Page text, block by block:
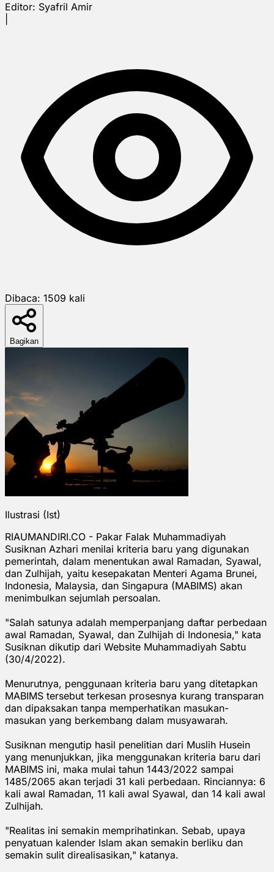
Editor: Syafril Amir
Dibaca: 1509 kali
Bagikan
Ilustrasi (Ist)
RIAUMANDIRI.CO - Pakar Falak Muhammadiyah
Susiknan Azhari menilai kriteria baru yang digunakan
pemerintah, dalam menentukan awal Ramadan, Syawal,
dan Zulhijah, yaitu kesepakatan Menteri Agama Brunei,
Indonesia, Malaysia, dan Singapura (MABIMS) akan
menimbulkan sejumlah persoalan.
"Salah satunya adalah memperpanjang daftar perbedaan
awal Ramadan, Syawal, dan Zulhijah di Indonesia," kata
Susiknan dikutip dari Website Muhammadiyah Sabtu
(30/4/2022).
Menurutnya, penggunaan kriteria baru yang ditetapkan
MABIMS tersebut terkesan prosesnya kurang transparan
dan dipaksakan tanpa memperhatikan masukan-
masukan yang berkembang dalam musyawarah.
Susiknan mengutip hasil penelitian dari Muslih Husein
yang menunjukkan, jika menggunakan kriteria baru dari
MABIMS ini, maka mulai tahun 1443/2022 sampai
1485/2065 akan terjadi 31 kali perbedaan. Rinciannya: 6
kali awal Ramadan, 11 kali awal Syawal, dan 14 kali awal
Zulhijah.
"Realitas ini semakin memprihatinkan. Sebab, upaya
penyatuan kalender Islam akan semakin berliku dan
semakin sulit direalisasikan," katanya.